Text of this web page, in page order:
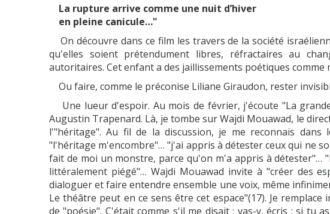
La rupture arrive comme une nuit d’hiver
en pleine canicule…"
On découvre dans ce film les travers de la société
qu'elles soient prétendument libres, réfractaires au
autoritaires. Cet enfant a des jaillissements poétiques comme
Ou faire, comme le préconise Liliane Giraudon, rester
Une lueur d'espoir. Au mois de février, j'écoute "La
Augustin Trapenard. Là, je tombe sur Wajdi Mouawad, le
l'"héritage". Au fil de la discussion, je me reconnais dans
"l'héritage m'encombre"… "j'ai appris à détester ceux qui ne
fait de moi un monstre, parce qu'on m'a appris à
littéralement piégé"… Wajdi Mouawad invite à "créer des
dialoguer et faire entendre ensemble une voix, même
Le théâtre peut en ce sens être cet espace"(17). Je
de "poésie". C'était comme s'il me disait : vas-y, écris ; si tu